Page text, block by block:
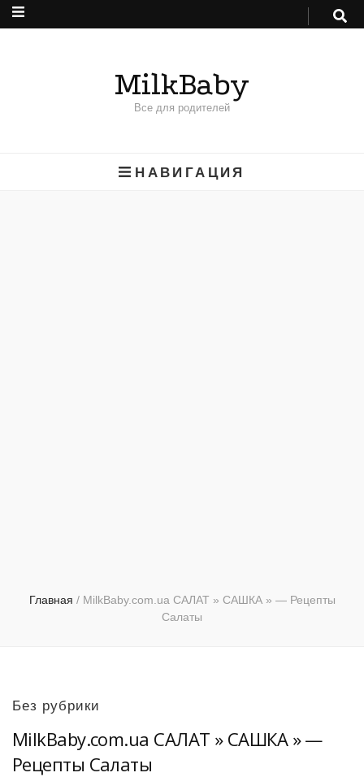
MilkBaby
Все для родителей
НАВИГАЦИЯ
Главная / MilkBaby.com.ua САЛАТ » САШКА » — Рецепты
Салаты
Без рубрики
MilkBaby.com.ua САЛАТ » САШКА » —
Рецепты Салаты